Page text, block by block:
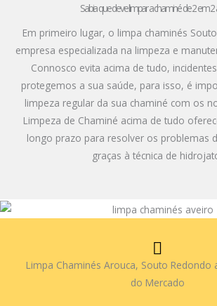
Sabia que deve limpar a chaminé de 2 em 2
Em primeiro lugar, o limpa chaminés
empresa especializada na limpeza e
Connosco evita acima de tudo,
protegemos a sua saúde, para isso, é
limpeza regular da sua chaminé com os
Limpeza de Chaminé acima de tudo
longo prazo para resolver os problemas
graças à técnica de
Limpa Chaminés Arouca, Souto Redondo
do Mercado